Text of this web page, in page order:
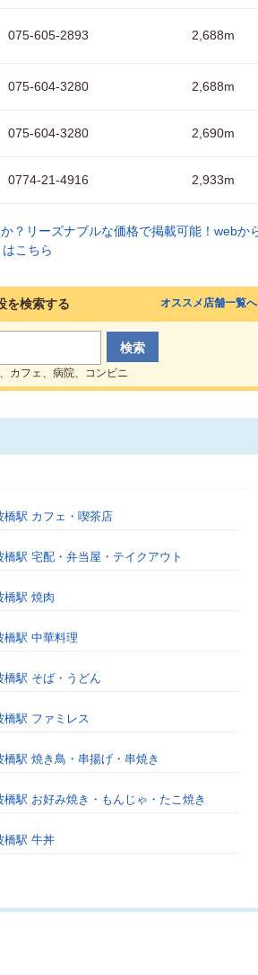
075-605-2893 2,688m
075-604-3280 2,688m
075-604-3280 2,690m
0774-21-4916 2,933m
を検索する
カフェ、病院、コンビニ
オススメ店舗一覧へ
橋駅 カフェ・喫茶店
橋駅 宅配・弁当屋・テイクアウト
橋駅 焼肉
橋駅 中華料理
橋駅 そば・うどん
橋駅 ファミレス
橋駅 焼き鳥・串揚げ・串焼き
橋駅 お好み焼き・もんじゃ・たこ焼き
橋駅 牛丼